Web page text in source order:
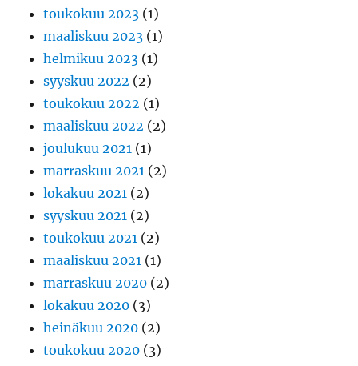
toukokuu 2023 (1)
maaliskuu 2023 (1)
helmikuu 2023 (1)
syyskuu 2022 (2)
toukokuu 2022 (1)
maaliskuu 2022 (2)
joulukuu 2021 (1)
marraskuu 2021 (2)
lokakuu 2021 (2)
syyskuu 2021 (2)
toukokuu 2021 (2)
maaliskuu 2021 (1)
marraskuu 2020 (2)
lokakuu 2020 (3)
heinäkuu 2020 (2)
toukokuu 2020 (3)